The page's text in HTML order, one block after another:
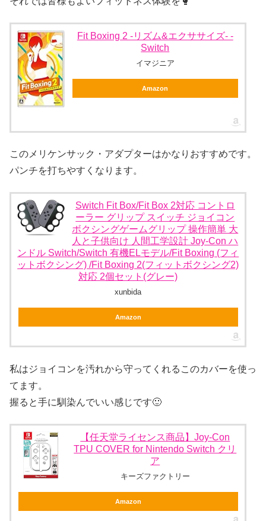
Fit Boxing 2 -リズム&エクササイズ- -
Switch
イマジニア
Amazon
このメリケンサック・アダプターはかなりおすすめです。
パンチを打ちやすくなります。
Switch Fit Box/Fit Box 2対応 コントロ
ーラー グリップ スイッチ ジョイコン
ボクシングゲームグリップ 操作簡単 大
人と子供向け 人間工学設計 Joy-Con ハ
ンドル Switch/Switch 有機ELモデル/Fit Boxing (フィ
ットボクシング) /Fit Boxing 2(フィットボクシング2)
対応 2個セット(グレー)
xunbida
Amazon
私はジョイコンを汚れから守ってくれるこのカバーを使っ
てます。
握ると手に馴染んでいい感じです🙂
【任天堂ライセンス商品】Joy-Con
TPU COVER for Nintendo Switch クリ
ア
キーズファクトリー
Amazon